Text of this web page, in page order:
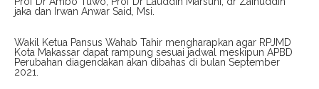
jaka dan Irwan Anwar Said, Msi.
Wakil Ketua Pansus Wahab Tahir mengharapkan agar RPJMD
Kota Makassar dapat rampung sesuai jadwal meskipun APBD
Perubahan diagendakan akan dibahas di bulan September
2021.